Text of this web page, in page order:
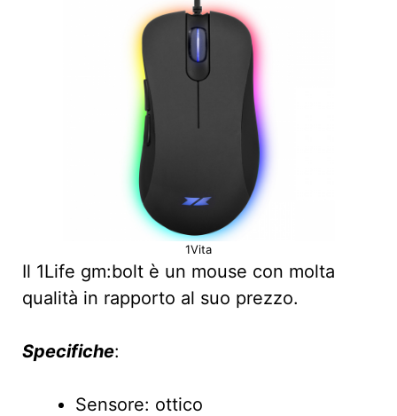
1Vita
Il 1Life gm:bolt è un mouse con molta
qualità in rapporto al suo prezzo.
Specifiche:
Sensore: ottico